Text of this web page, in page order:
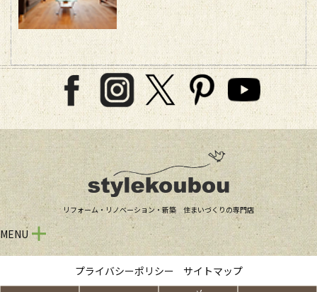
リフォーム・リノベーション・新築 住まいづくりの専門店
MENU
プライバシーポリシー サイトマップ